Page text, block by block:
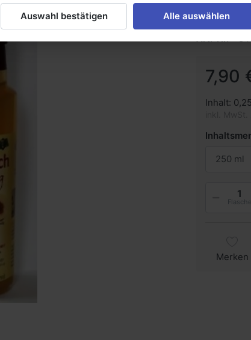
7,90
Inhalt:
250 ml
Flasche
Merken
Auswahl bestätigen Alle auswählen